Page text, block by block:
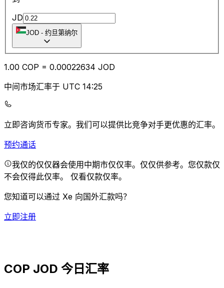
JD
JOD - 约旦第纳尔
1.00 COP = 0.00022634 JOD
中间市场汇率于 UTC 14:25
立即咨询货币专家。 我们可以提供比竞争对手更优惠的汇率。
预约通话
我仅的仅仅器会使用中期市仅仅率。仅仅供参考。您仅款仅
不会仅得此仅率。 仅看仅款仅率。
您知道可以通过 Xe 向国外汇款吗？
立即注册
COP JOD 今日汇率